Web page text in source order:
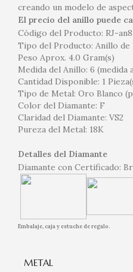
creando un modelo de
El precio del anillo puede
Código del Producto: RJ-
Tipo del Producto: Anillo de
Peso Aprox. 4.0 Gram(s)
Medida del Anillo: 6 (medida
Cantidad Disponible: 1
Tipo de Metal: Oro Blanco
Color del Diamante: F
Claridad del Diamante: VS2
Pureza del Metal: 18K
Detalles del Diamante
Diamante con Certificado:
Embalaje, caja y estuche de regalo.
METAL